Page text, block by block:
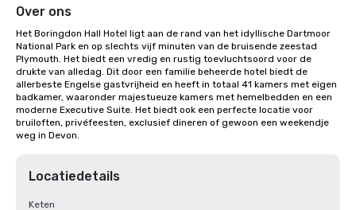
Over ons
Het Boringdon Hall Hotel ligt aan de rand van het idyllische Dartmoor
National Park en op slechts vijf minuten van de bruisende zeestad
Plymouth. Het biedt een vredig en rustig toevluchtsoord voor de
drukte van alledag. Dit door een familie beheerde hotel biedt de
allerbeste Engelse gastvrijheid en heeft in totaal 41 kamers met eigen
badkamer, waaronder majestueuze kamers met hemelbedden en een
moderne Executive Suite. Het biedt ook een perfecte locatie voor
bruiloften, privéfeesten, exclusief dineren of gewoon een weekendje
weg in Devon.
Locatiedetails
Keten